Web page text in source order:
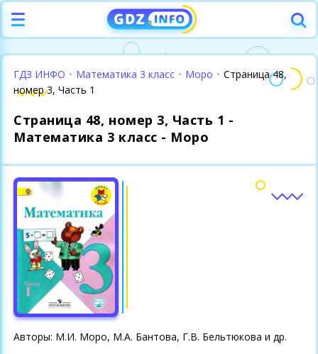
ГДЗ ИНФО • Математика 3 класс • Моро • Страница 48,
номер 3, Часть 1
Страница 48, номер 3, Часть 1 -
Математика 3 класс - Моро
Авторы: М.И. Моро, М.А. Бантова, Г.В. Бельтюкова и др.